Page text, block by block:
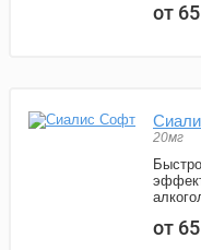
от
20мг
от